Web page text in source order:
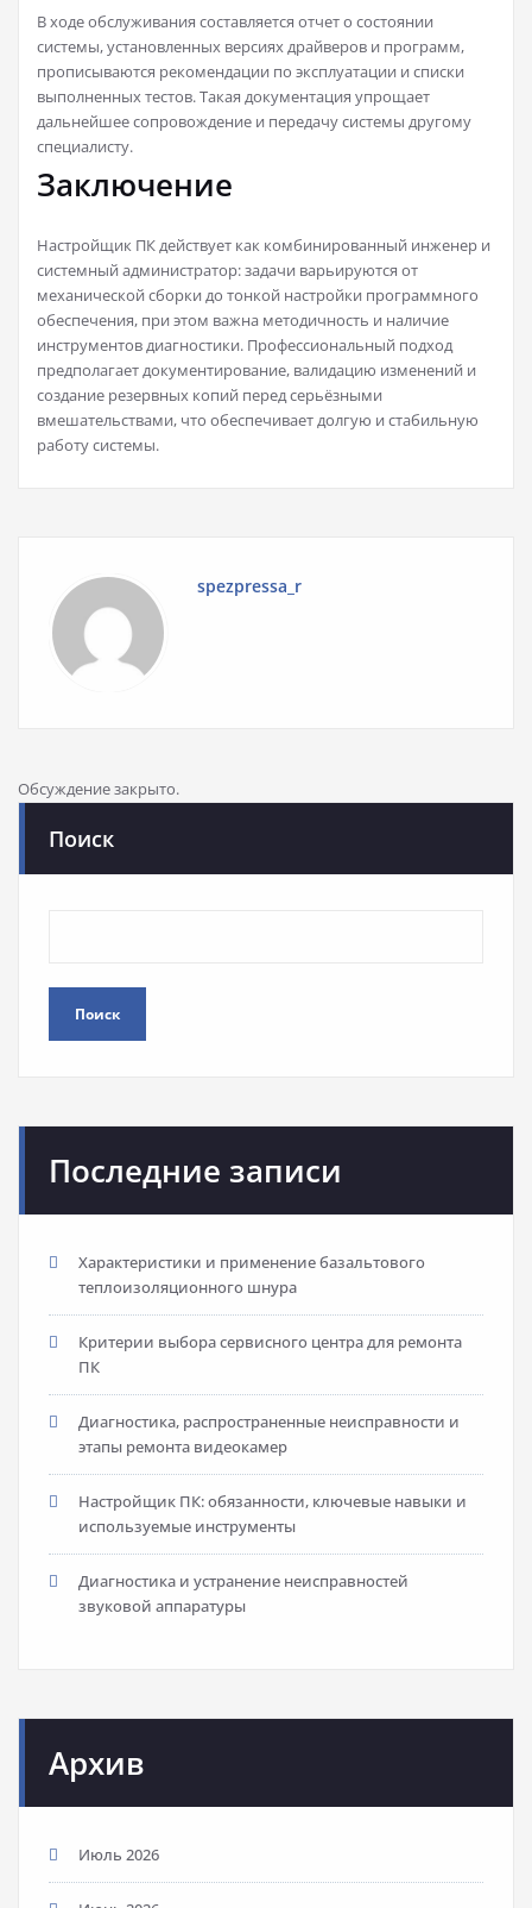
В ходе обслуживания составляется отчет о состоянии
системы, установленных версиях драйверов и программ,
прописываются рекомендации по эксплуатации и списки
выполненных тестов. Такая документация упрощает
дальнейшее сопровождение и передачу системы другому
специалисту.
Заключение
Настройщик ПК действует как комбинированный инженер и
системный администратор: задачи варьируются от
механической сборки до тонкой настройки программного
обеспечения, при этом важна методичность и наличие
инструментов диагностики. Профессиональный подход
предполагает документирование, валидацию изменений и
создание резервных копий перед серьёзными
вмешательствами, что обеспечивает долгую и стабильную
работу системы.
spezpressa_r
Обсуждение закрыто.
Поиск
Поиск
Последние записи
Характеристики и применение базальтового
теплоизоляционного шнура
Критерии выбора сервисного центра для ремонта
ПК
Диагностика, распространенные неисправности и
этапы ремонта видеокамер
Настройщик ПК: обязанности, ключевые навыки и
используемые инструменты
Диагностика и устранение неисправностей
звуковой аппаратуры
Архив
Июль 2026